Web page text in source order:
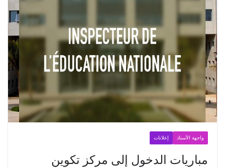
واجهة الأستاذ إعلانات
مباريات الدخول إلى مركز تكوين